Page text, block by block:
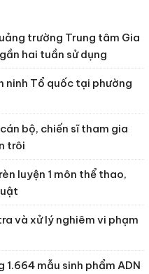
trường Trung tâm Gia
hai tuần sử dụng
ninh Tổ quốc tại phường
bộ, chiến sĩ tham gia
trôi
luyện 1 môn thể thao,
và xử lý nghiêm vi phạm
1.664 mẫu sinh phẩm ADN